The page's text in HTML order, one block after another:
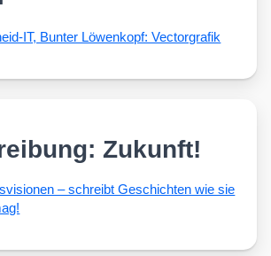
Zukunft!
– schreibt Geschich­ten wie sie